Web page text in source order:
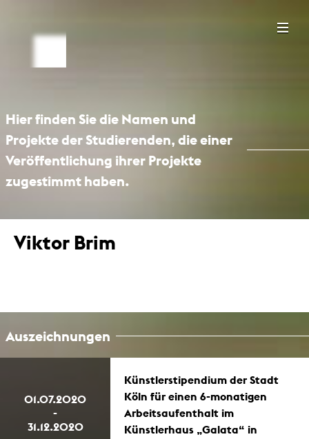
Hier finden Sie die Namen und
Projekte der Studierenden, die einer
Veröffentlichung ihrer Projekte
zugestimmt haben.
Viktor Brim
Auszeichnungen
01.07.2020
-
31.12.2020
Künstlerstipendium der Stadt
Köln für einen 6-monatigen
Arbeitsaufenthalt im
Künstlerhaus „Galata“ in